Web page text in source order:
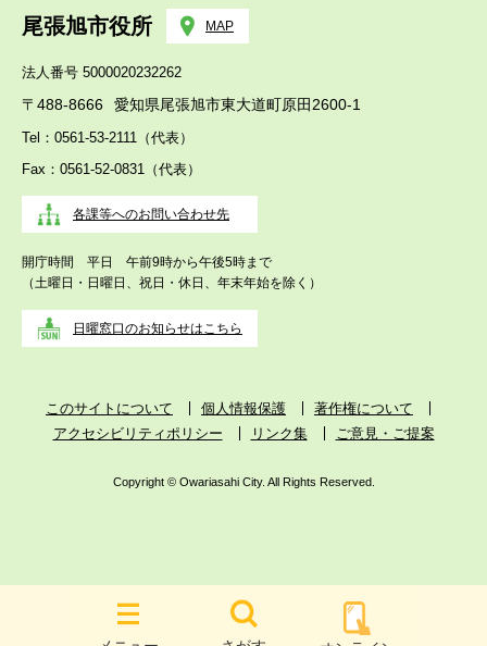
尾張旭市役所 MAP
法人番号 5000020232262
〒488-8666 愛知県尾張旭市東大道町原田2600-1
Tel：0561-53-2111（代表）
Fax：0561-52-0831（代表）
各課等へのお問い合わせ先
開庁時間 平日 午前9時から午後5時まで
（土曜日・日曜日、祝日・休日、年末年始を除く）
日曜窓口のお知らせはこちら
このサイトについて 個人情報保護
著作権について
アクセシビリティポリシー
リンク集 ご意見・ご提案
Copyright © Owariasahi City. All Rights Reserved.